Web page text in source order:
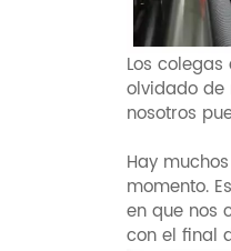
Los
olvidado de
nosotros
Hay
momento.
en que nos
con el final